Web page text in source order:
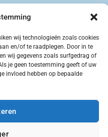
wij technologieën zoals cookies
en/of te raadplegen. Door in te
wij gegevens zoals surfgedrag of
je geen toestemming geeft of uw
invloed hebben op bepaalde
Jeepclub